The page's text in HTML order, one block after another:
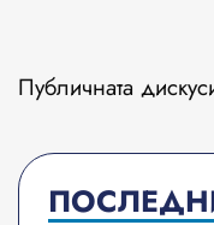
Публичната